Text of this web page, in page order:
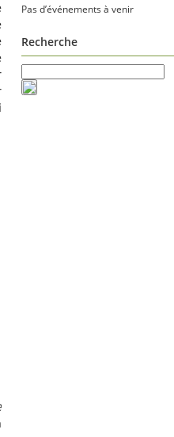
Pas d’événements à venir
Recherche